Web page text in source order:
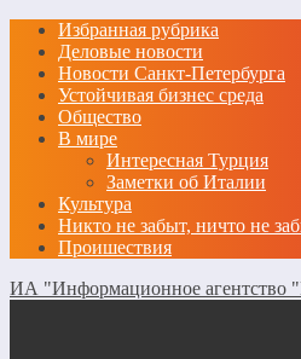
Избранная рубрика
Деловые новости
Новости Санкт-Петербурга
Устойчивая бизнес среда
Общество
В мире
Интересная Турция
Заметки об Италии
Культура
Никто не забыт, ничто не
Проишествия
ИА "Информационное агентство